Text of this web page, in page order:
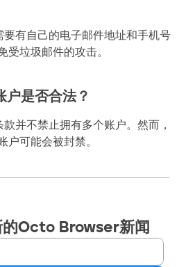
有自己的电子邮件地址和手机号
受垃圾邮件的攻击。
是否合法？
并不禁止拥有多个账户。然而，
户可能会被封禁。
的Octo Browser新闻